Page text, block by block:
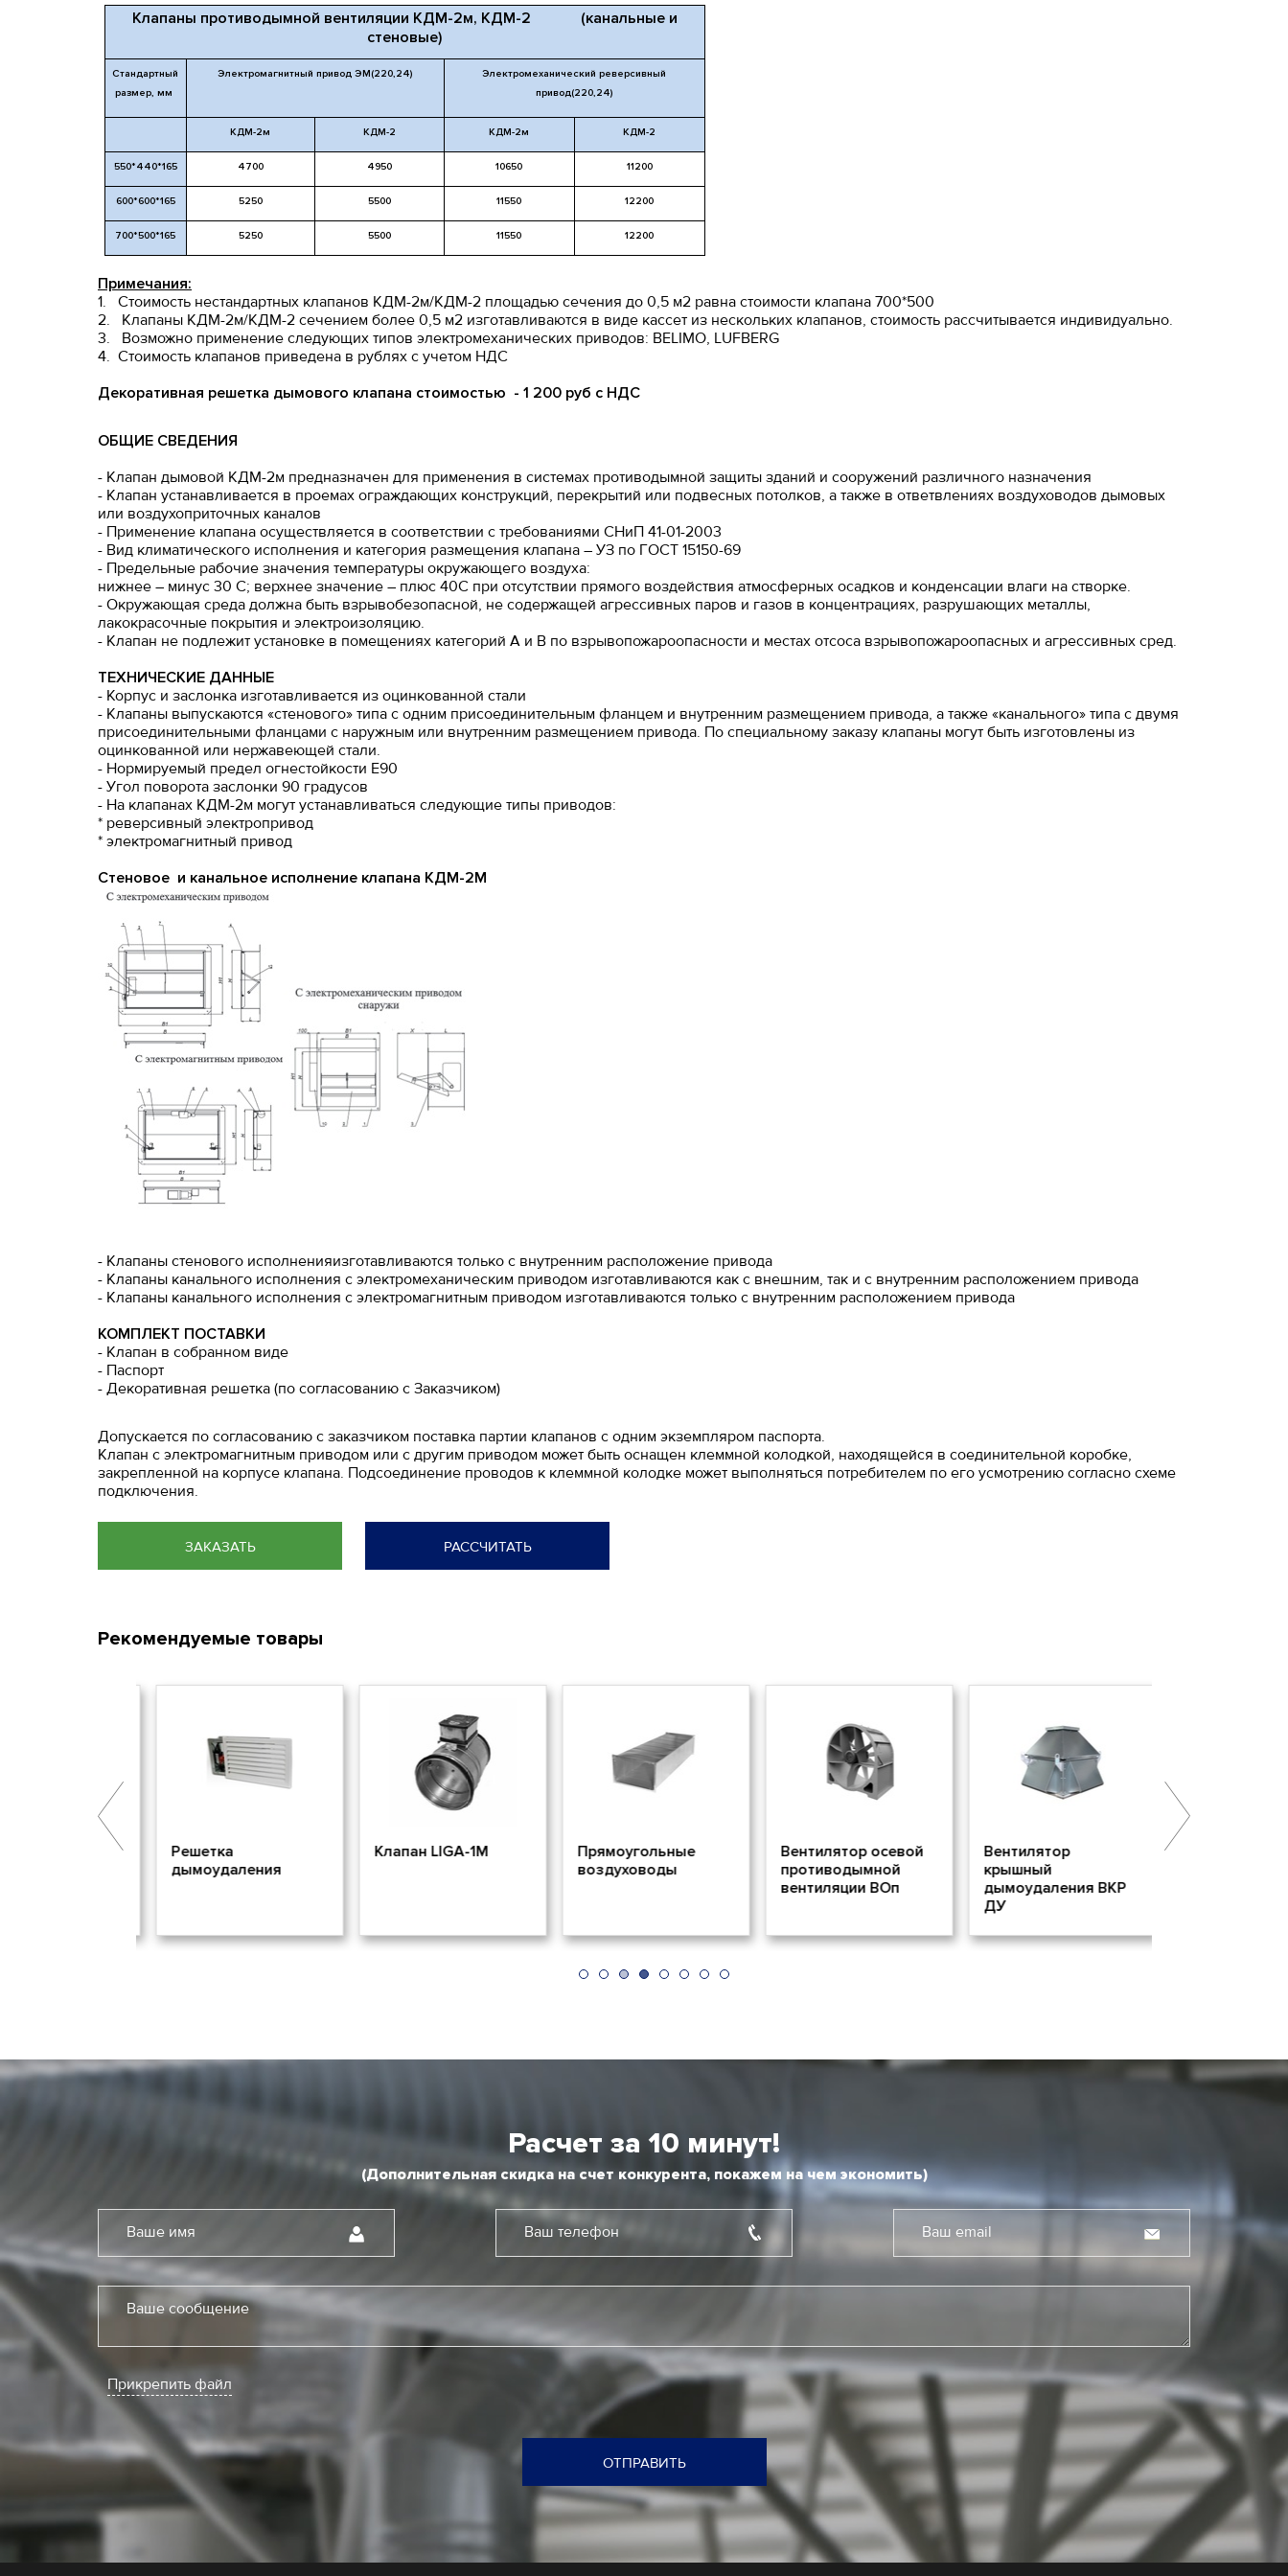
Клапаны противодымной вентиляции КДМ-2м, КДМ-2 (канальные и
стеновые)
Стандартный
размер, мм
Электромагнитный привод ЭМ(220,24)
Электромеханический реверсивный
привод(220,24)
КДМ-2м КДМ-2 КДМ-2м КДМ-2
550*440*165 4700 4950 10650 11200
600*600*165 5250 5500 11550 12200
700*500*165 5250 5500 11550 12200
Примечания:
1. Стоимость нестандартных клапанов КДМ-2м/КДМ-2 площадью сечения до 0,5 м2 равна стоимости клапана 700*500
2. Клапаны КДМ-2м/КДМ-2 сечением более 0,5 м2 изготавливаются в виде кассет из нескольких клапанов, стоимость рассчитывается индивидуально.
3. Возможно применение следующих типов электромеханических приводов: BELIMO, LUFBERG
4. Стоимость клапанов приведена в рублях с учетом НДС
Декоративная решетка дымового клапана стоимостью - 1 200 руб с НДС
ОБЩИЕ СВЕДЕНИЯ
- Клапан дымовой КДМ-2м предназначен для применения в системах противодымной защиты зданий и сооружений различного назначения
- Клапан устанавливается в проемах ограждающих конструкций, перекрытий или подвесных потолков, а также в ответвлениях воздуховодов дымовых
или воздухоприточных каналов
- Применение клапана осуществляется в соответствии с требованиями СНиП 41-01-2003
- Вид климатического исполнения и категория размещения клапана – УЗ по ГОСТ 15150-69
- Предельные рабочие значения температуры окружающего воздуха:
нижнее – минус 30 С; верхнее значение – плюс 40С при отсутствии прямого воздействия атмосферных осадков и конденсации влаги на створке.
- Окружающая среда должна быть взрывобезопасной, не содержащей агрессивных паров и газов в концентрациях, разрушающих металлы,
лакокрасочные покрытия и электроизоляцию.
- Клапан не подлежит установке в помещениях категорий А и В по взрывопожароопасности и местах отсоса взрывопожароопасных и агрессивных сред.
ТЕХНИЧЕСКИЕ ДАННЫЕ
- Корпус и заслонка изготавливается из оцинкованной стали
- Клапаны выпускаются «стенового» типа с одним присоединительным фланцем и внутренним размещением привода, а также «канального» типа с двумя
присоединительными фланцами с наружным или внутренним размещением привода. По специальному заказу клапаны могут быть изготовлены из
оцинкованной или нержавеющей стали.
- Нормируемый предел огнестойкости Е90
- Угол поворота заслонки 90 градусов
- На клапанах КДМ-2м могут устанавливаться следующие типы приводов:
* реверсивный электропривод
* электромагнитный привод
Стеновое и канальное исполнение клапана КДМ-2М
- Клапаны стенового исполненияизготавливаются только с внутренним расположение привода
- Клапаны канального исполнения с электромеханическим приводом изготавливаются как с внешним, так и с внутренним расположением привода
- Клапаны канального исполнения с электромагнитным приводом изготавливаются только с внутренним расположением привода
КОМПЛЕКТ ПОСТАВКИ
- Клапан в собранном виде
- Паспорт
- Декоративная решетка (по согласованию с Заказчиком)
Допускается по согласованию с заказчиком поставка партии клапанов с одним экземпляром паспорта.
Клапан с электромагнитным приводом или с другим приводом может быть оснащен клеммной колодкой, находящейся в соединительной коробке,
закрепленной на корпусе клапана. Подсоединение проводов к клеммной колодке может выполняться потребителем по его усмотрению согласно схеме
подключения.
ЗАКАЗАТЬ РАССЧИТАТЬ
Рекомендуемые товары
Решетка
дымоудаления
Клапан LIGA-1M
Прямоугольные
воздуховоды
Вентилятор осевой
противодымной
вентиляции ВОп
Вентилятор
крышный
дымоудаления ВКР
ДУ
Расчет за 10 минут!
(Дополнительная скидка на счет конкурента, покажем на чем экономить)
Ваше имя Ваш телефон Ваш email
Ваше сообщение
Прикрепить файл
ОТПРАВИТЬ